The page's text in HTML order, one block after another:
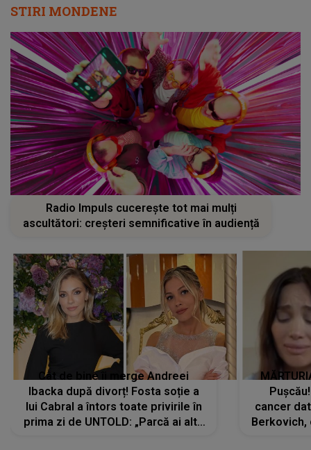
STIRI MONDENE
Radio Impuls cucerește tot mai mulți
ascultători: creșteri semnificative în audiență
Cât de bine îi merge Andreei
Ibacka după divorț! Fosta soție a
lui Cabral a întors toate privirile în
prima zi de UNTOLD: „Parcă ai altă
cancer